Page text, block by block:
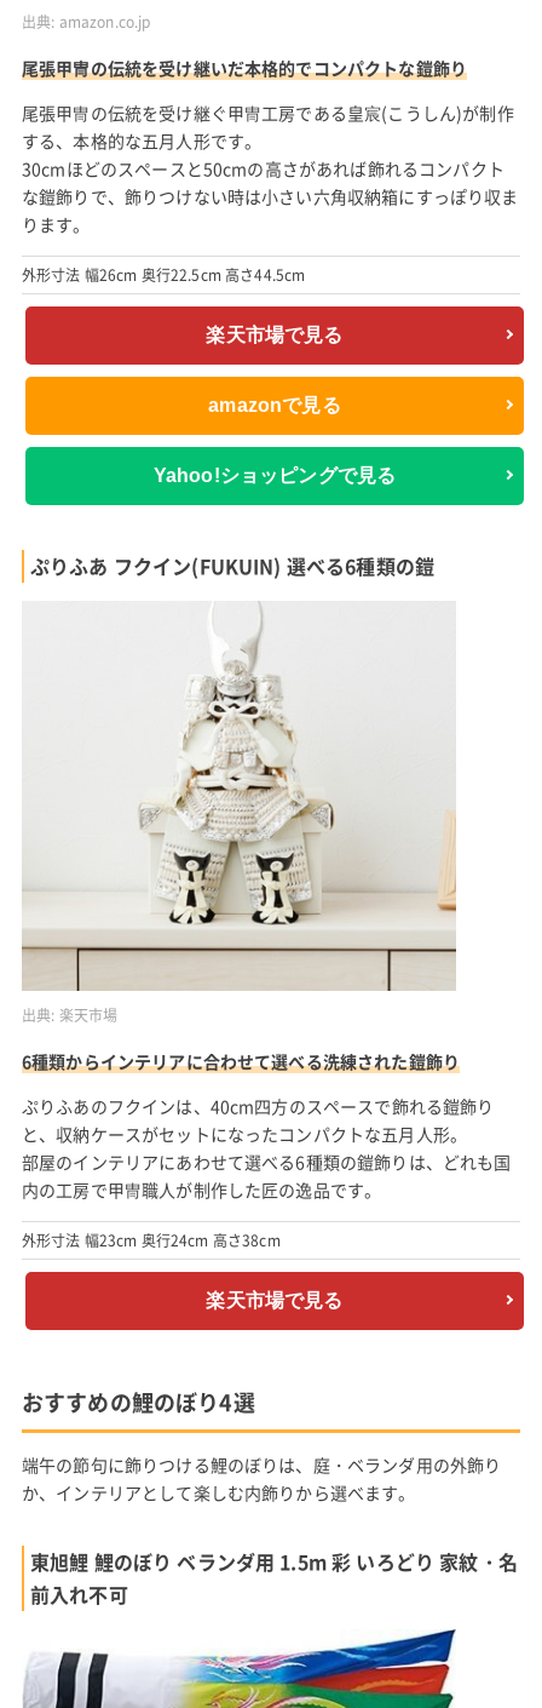
出典: amazon.co.jp
尾張甲冑の伝統を受け継いだ本格的でコンパクトな鎧飾り
尾張甲冑の伝統を受け継ぐ甲冑工房である皇宸(こうしん)が制作
する、本格的な五月人形です。
30cmほどのスペースと50cmの高さがあれば飾れるコンパクト
な鎧飾りで、飾りつけない時は小さい六角収納箱にすっぽり収ま
ります。
外形寸法 幅26cm 奥行22.5cm 高さ44.5cm
楽天市場で見る
amazonで見る
Yahoo!ショッピングで見る
ぷりふあ フクイン(FUKUIN) 選べる6種類の鎧
出典: 楽天市場
6種類からインテリアに合わせて選べる洗練された鎧飾り
ぷりふあのフクインは、40cm四方のスペースで飾れる鎧飾り
と、収納ケースがセットになったコンパクトな五月人形。
部屋のインテリアにあわせて選べる6種類の鎧飾りは、どれも国
内の工房で甲冑職人が制作した匠の逸品です。
外形寸法 幅23cm 奥行24cm 高さ38cm
楽天市場で見る
おすすめの鯉のぼり4選
端午の節句に飾りつける鯉のぼりは、庭・ベランダ用の外飾り
か、インテリアとして楽しむ内飾りから選べます。
東旭鯉 鯉のぼり ベランダ用 1.5m 彩 いろどり 家紋・名
前入れ不可